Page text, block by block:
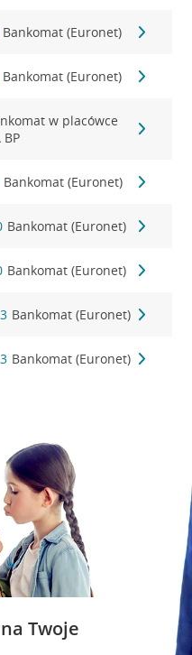
Bankomat (Euronet)
Bankomat (Euronet)
w placówce
BP
Bankomat (Euronet)
Bankomat (Euronet)
Bankomat (Euronet)
Bankomat (Euronet)
Bankomat (Euronet)
Twoje